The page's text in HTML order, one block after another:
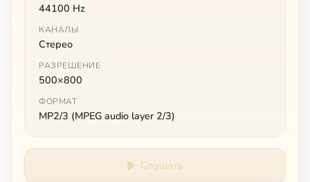
44100 Hz
КАНАЛЫ
Стерео
РАЗРЕШЕНИЕ
500×800
ФОРМАТ
MP2/3 (MPEG audio layer 2/3)
Слушать